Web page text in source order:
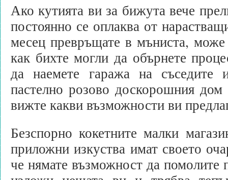
Ако кутията ви за бижута вече
постоянно се оплаква от
месец превръщате в мъниста, може
как бихте могли да обърнете
да наемете гаража на съседите
пастелно розово доскорошния
вижте какви възможности ви
Безспорно кокетните малки
приложни изкуства имат своето
че нямате възможност да помолите